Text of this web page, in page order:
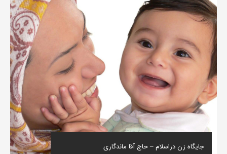
جایگاه زن دراسلام – حاج آقا ماندگاری